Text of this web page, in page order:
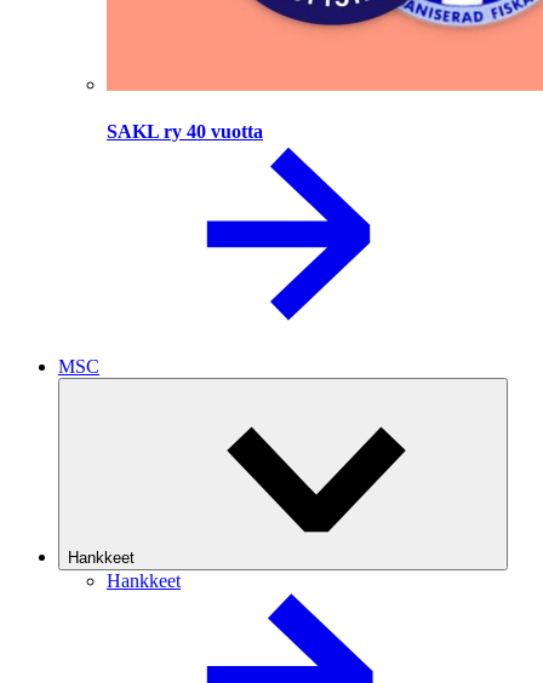
SAKL ry 40 vuotta
MSC
Hankkeet
Hankkeet